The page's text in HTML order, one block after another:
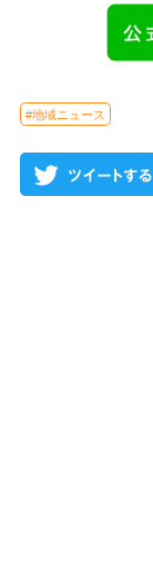
#地域ニュース